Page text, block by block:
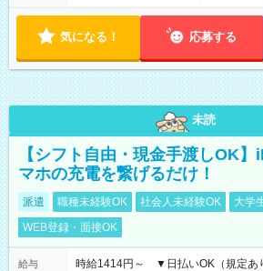
気になる！ 応募する
未読
【シフト自由・現金手渡しOK
マホの充電を繋げるだけ！
派遣 職種未経験OK 社会人未経験OK 大学
WEB登録・面接OK
給与
時給1414円～ ▼日払いOK（規定